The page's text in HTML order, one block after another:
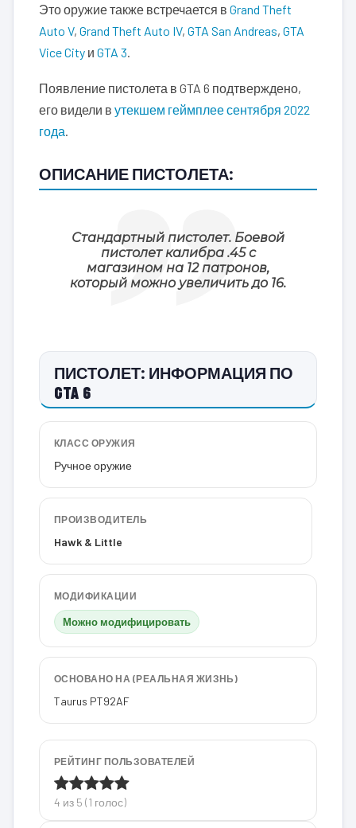
Это оружие также встречается в Grand Theft
Auto V, Grand Theft Auto IV, GTA San Andreas, GTA
Vice City и GTA 3
Появление пистолета в GTA 6 подтверждено,
его видели в утекшем геймплее сентября 2022
года
ОПИСАНИЕ ПИСТОЛЕТА:
Стандартный пистолет. Боевой
пистолет калибра .45 с
магазином на 12 патронов,
который можно увеличить до 16.
ПИСТОЛЕТ: ИНФОРМАЦИЯ ПО
GTA 6
КЛАСС ОРУЖИЯ
Ручное оружие
ПРОИЗВОДИТЕЛЬ
Hawk & Little
МОДИФИКАЦИИ
Можно модифицировать
ОСНОВАНО НА (РЕАЛЬНАЯ ЖИЗНЬ)
Taurus PT92AF
РЕЙТИНГ ПОЛЬЗОВАТЕЛЕЙ
4 из 5 (1 голос)